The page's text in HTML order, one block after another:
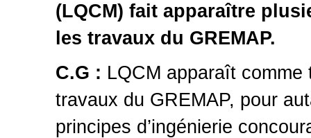
(LQCM) fait apparaître
les travaux du GREMAP.
C.G : LQCM apparaît
travaux du GREMAP, pour
principes d’ingénierie